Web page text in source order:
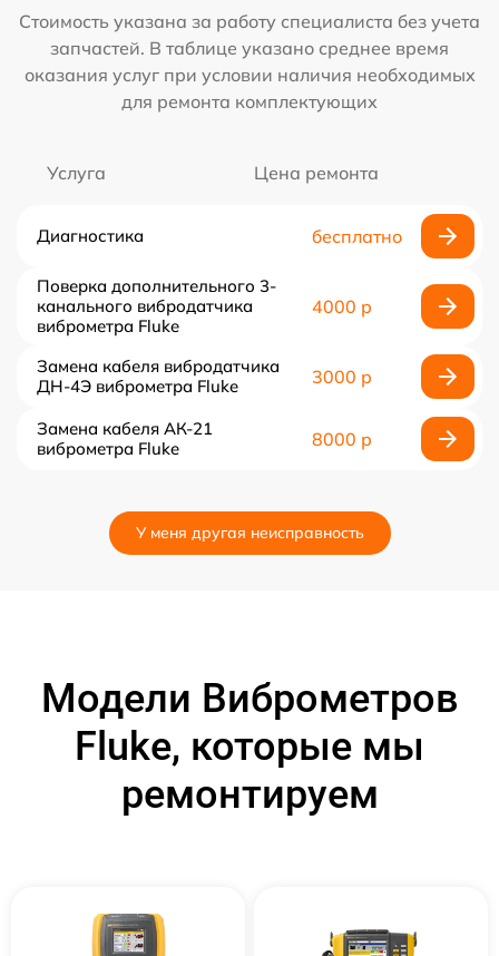
Стоимость указана за работу специалиста без учета
запчастей. В таблице указано среднее время
оказания услуг при условии наличия необходимых
для ремонта комплектующих
Услуга Цена ремонта
Диагностика бесплатно
Поверка дополнительного 3-
канального вибродатчика
виброметра Fluke
4000 р
Замена кабеля вибродатчика
ДН-4Э виброметра Fluke
3000 р
Замена кабеля АК-21
виброметра Fluke
8000 р
У меня другая неисправность
Модели Виброметров
Fluke, которые мы
ремонтируем